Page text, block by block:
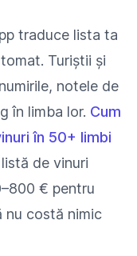
traduce lista ta
Turiștii și
notele de
în limba lor. Cum
în 50+ limbi
de vinuri
€ pentru
nu costă nimic